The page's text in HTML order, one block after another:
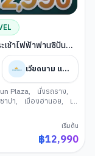
เช้าไฟฟ้าฟานซิปัน
เวียดนาม แอร์ไลน์
Plaza, นั่งรถราง,
าปา, เมืองฮานอย,
เม
ยอดเขาฟานซิปัน
เริ่มต้น
฿12,990